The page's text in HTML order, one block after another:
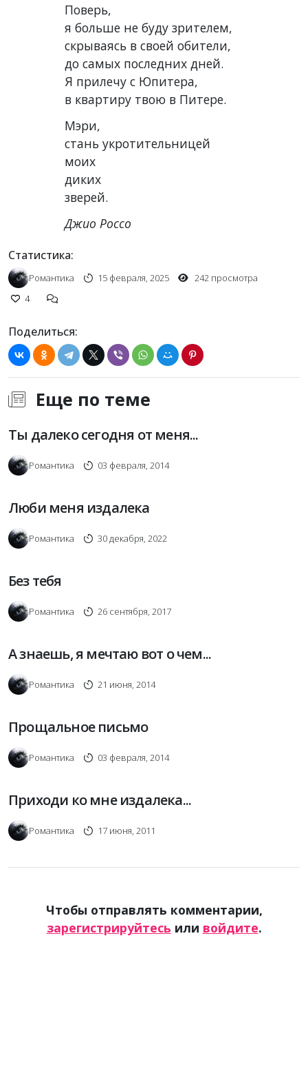
Поверь,
я больше не буду зрителем,
скрываясь в своей обители,
до самых последних дней.
Я прилечу с Юпитера,
в квартиру твою в Питере.
Мэри,
стань укротительницей
моих
диких
зверей.
Джио Россо
Статистика:
Романтика 15 февраля, 2025
242 просмотра
4
Поделиться:
Еще по теме
Ты далеко сегодня от меня...
Романтика 03 февраля, 2014
Люби меня издалека
Романтика 30 декабря, 2022
Без тебя
Романтика 26 сентября, 2017
А знаешь, я мечтаю вот о чем...
Романтика 21 июня, 2014
Прощальное письмо
Романтика 03 февраля, 2014
Приходи ко мне издалека...
Романтика 17 июня, 2011
Чтобы отправлять комментарии,
зарегистрируйтесь или войдите.